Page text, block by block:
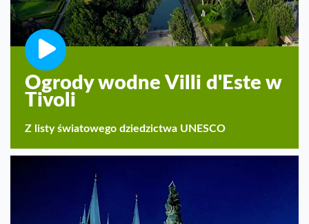
Ogrody wodne Villi d'Este w
Tivoli
Z listy światowego dziedzictwa UNESCO